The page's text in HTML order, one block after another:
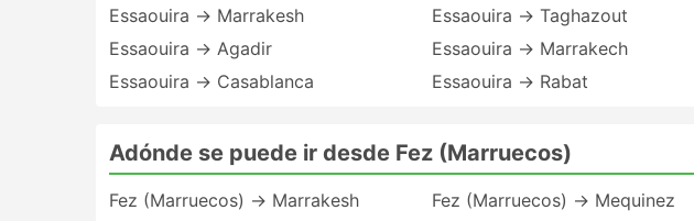
Essaouira → Marrakesh
Essaouira → Agadir
Essaouira → Casablanca
Essaouira → Taghazout
Essaouira → Marrakech
Essaouira → Rabat
Adónde se puede ir desde Fez (Marruecos)
Fez (Marruecos) → Marrakesh
Fez (Marruecos) → Mequinez